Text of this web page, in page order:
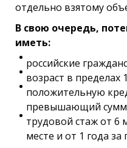
отдельно взятому
В свою очередь,
иметь:
российские
возраст в пределах
положительную
превышающий
трудовой стаж от 6
месте и от 1 года за